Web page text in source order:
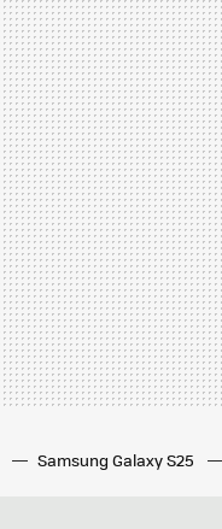
Samsung Galaxy S25